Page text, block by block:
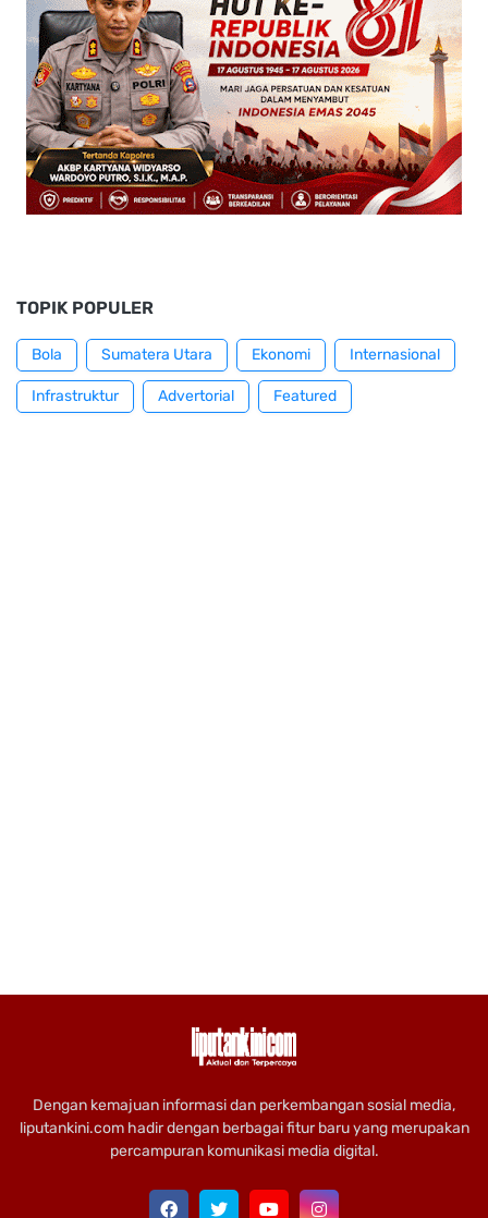
TOPIK POPULER
Bola Sumatera Utara Ekonomi Internasional
Infrastruktur Advertorial Featured
Dengan kemajuan informasi dan perkembangan sosial media,
liputankini.com hadir dengan berbagai fitur baru yang merupakan
percampuran komunikasi media digital.